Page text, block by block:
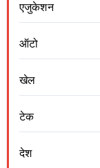
एजुकेशन
ऑटो
खेल
टेक
देश